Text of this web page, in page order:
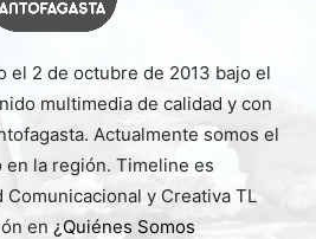
el 2 de octubre de 2013 bajo el
multimedia de calidad y con
Actualmente somos el
la región. Timeline es
y Creativa TL
en ¿Quiénes Somos